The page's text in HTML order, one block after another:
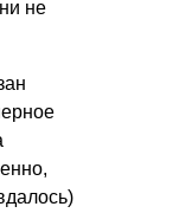
не